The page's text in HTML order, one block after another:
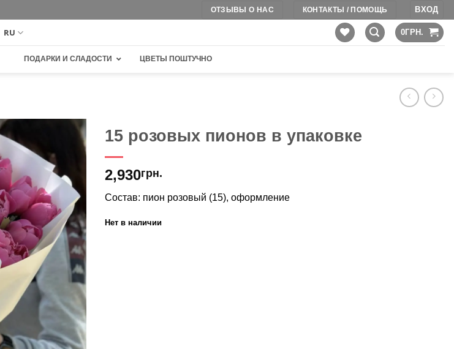
ОТЗЫВЫ О НАС КОНТАКТЫ / ПОМОЩЬ ВХОД
RU 0ГРН.
ПОДАРКИ И СЛАДОСТИ ЦВЕТЫ ПОШТУЧНО
избранное
15 розовых пионов в упаковке
2,930грн.
Состав: пион розовый (15), оформление
Нет в наличии